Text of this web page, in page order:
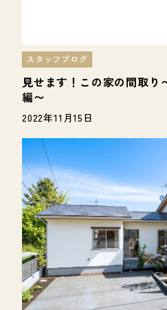
見せます！この家の間取り
編〜
スタッフブログ
2022年11月15日